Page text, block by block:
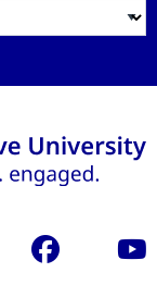
Facebook